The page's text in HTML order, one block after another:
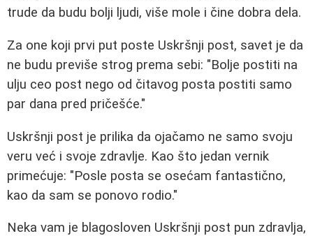
trude da budu bolji ljudi, više mole i čine dobra dela.
Za one koji prvi put poste Uskršnji post, savet je da
ne budu previše strog prema sebi: "Bolje postiti na
ulju ceo post nego od čitavog posta postiti samo
par dana pred pričešće."
Uskršnji post je prilika da ojačamo ne samo svoju
veru već i svoje zdravlje. Kao što jedan vernik
primećuje: "Posle posta se osećam fantastično,
kao da sam se ponovo rodio."
Neka vam je blagosloven Uskršnji post pun zdravlja,